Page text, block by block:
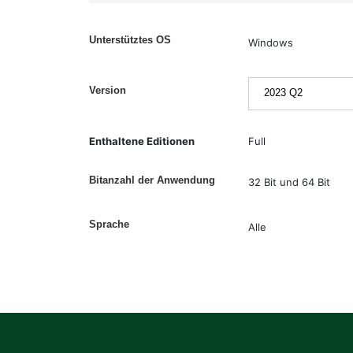
Unterstütztes OS Windows
Version
Enthaltene Editionen Full
Bitanzahl der Anwendung 32 Bit und 64 Bit
Sprache Alle